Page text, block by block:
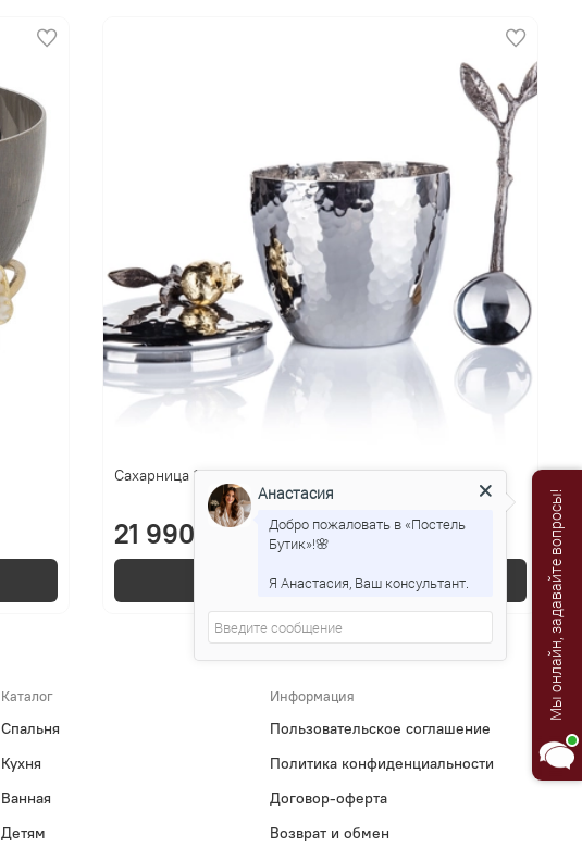
Сахарница 11см Michael Aram Гранат
21 990 р.
В корзину
Каталог
Спальня
Кухня
Ванная
Детям
Информация
Пользовательское соглашение
Политика конфиденциальности
Договор-оферта
Возврат и обмен
Мы онлайн, задавайте вопросы!
Анастасия
Добро пожаловать в «Постель
Бутик»!🌸
Я Анастасия, Ваш консультант.